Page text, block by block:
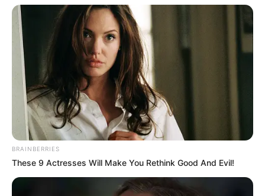
menit ini akan segera ditayangkan mulai 21 Juni 2019. Jangan
lupa nonton ya!
BRAINBERRIES
These 9 Actresses Will Make You Rethink Good And Evil!